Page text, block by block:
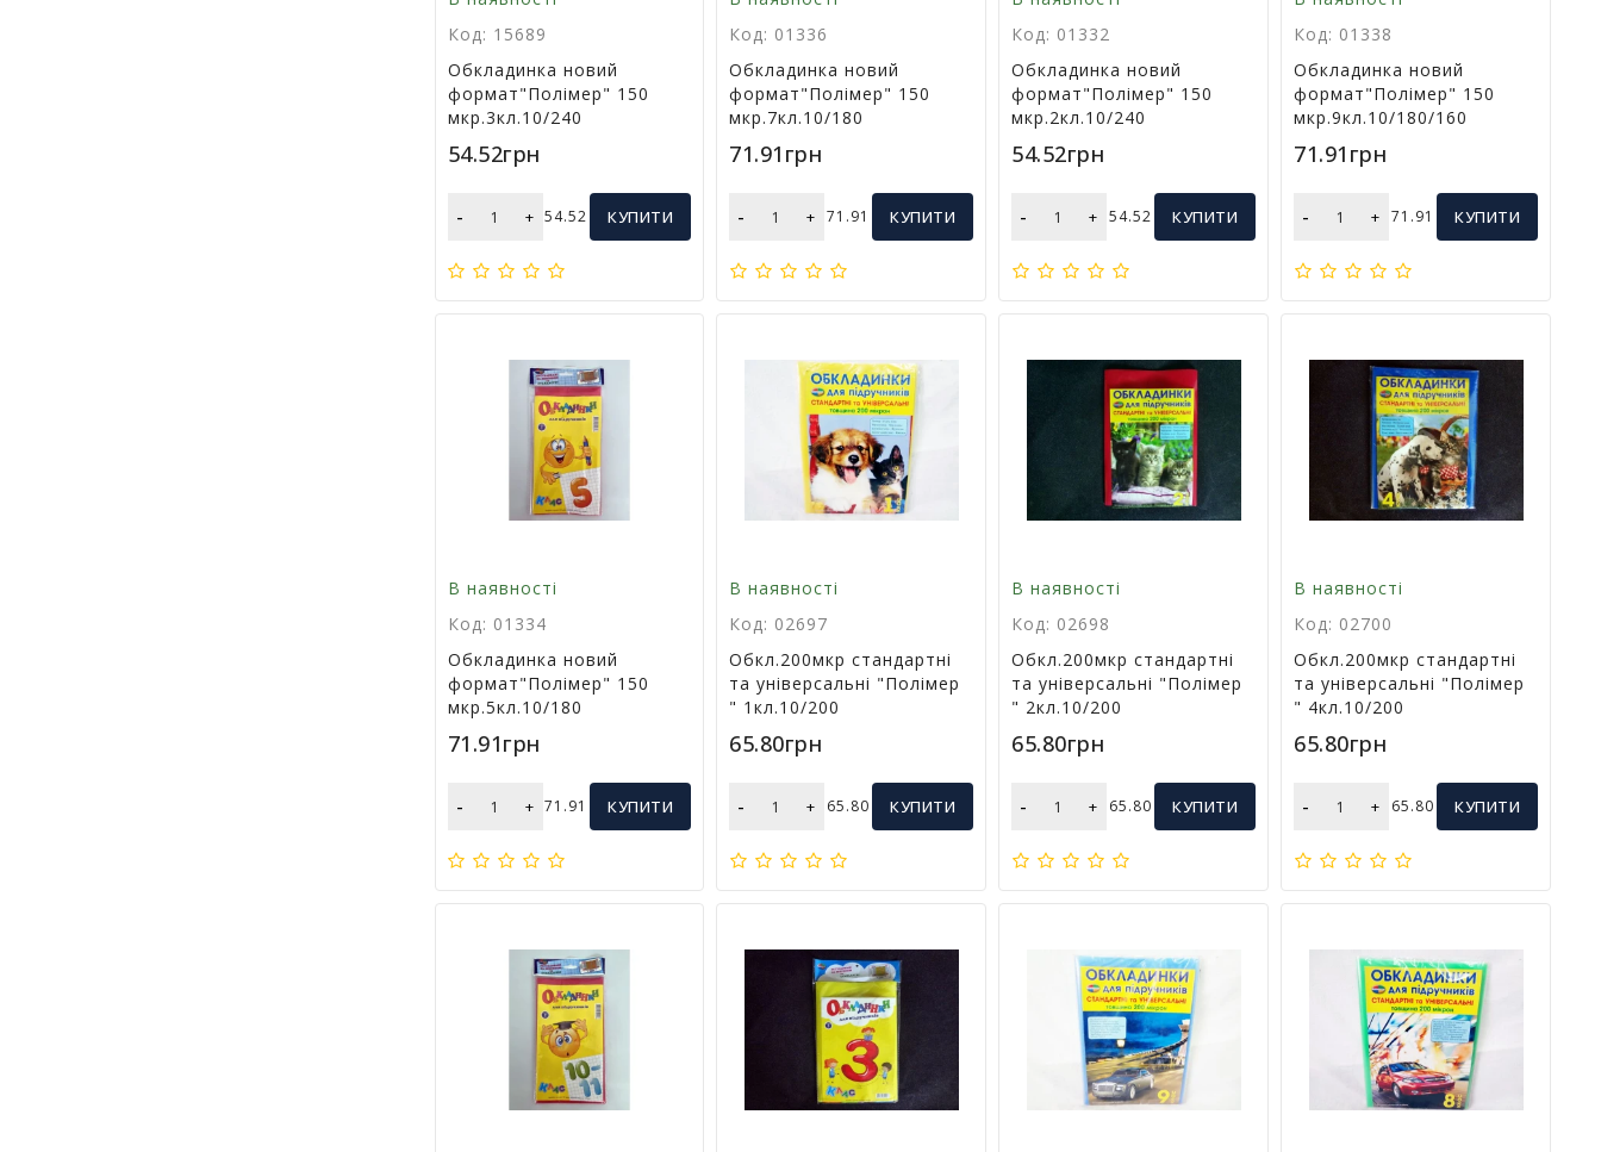
Код: 15689
Обкладинка новий
формат"Полімер" 150
мкр.3кл.10/240
54.52грн
- + 54.52 КУПИТИ
Код: 01336
Обкладинка новий
формат"Полімер" 150
мкр.7кл.10/180
71.91грн
- + 71.91 КУПИТИ
Код: 01332
Обкладинка новий
формат"Полімер" 150
мкр.2кл.10/240
54.52грн
- + 54.52 КУПИТИ
Код: 01338
Обкладинка новий
формат"Полімер" 150
мкр.9кл.10/180/160
71.91грн
- + 71.91 КУПИТИ
В наявності
Код: 01334
Обкладинка новий
формат"Полімер" 150
мкр.5кл.10/180
71.91грн
- + 71.91 КУПИТИ
В наявності
Код: 02697
Обкл.200мкр стандартні
та універсальні "Полімер
" 1кл.10/200
65.80грн
- + 65.80 КУПИТИ
В наявності
Код: 02698
Обкл.200мкр стандартні
та універсальні "Полімер
" 2кл.10/200
65.80грн
- + 65.80 КУПИТИ
В наявності
Код: 02700
Обкл.200мкр стандартні
та універсальні "Полімер
" 4кл.10/200
65.80грн
- + 65.80 КУПИТИ